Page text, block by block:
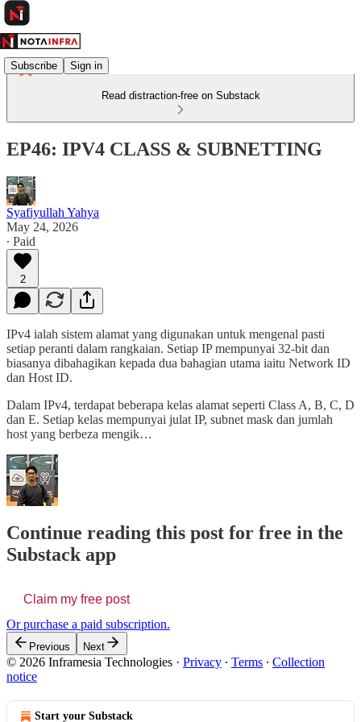
Subscribe Sign in
Read distraction-free on Substack
EP46: IPV4 CLASS & SUBNETTING
Syafiyullah Yahya
May 24, 2026
∙ Paid
2
IPv4 ialah sistem alamat yang digunakan untuk mengenal pasti
setiap peranti dalam rangkaian. Setiap IP mempunyai 32-bit dan
biasanya dibahagikan kepada dua bahagian utama iaitu Network ID
dan Host ID.
Dalam IPv4, terdapat beberapa kelas alamat seperti Class A, B, C, D
dan E. Setiap kelas mempunyai julat IP, subnet mask dan jumlah
host yang berbeza mengik…
Continue reading this post for free in the
Substack app
Claim my free post
Or purchase a paid subscription.
Previous Next
© 2026 Inframesia Technologies · Privacy ∙ Terms ∙ Collection
notice
Start your Substack